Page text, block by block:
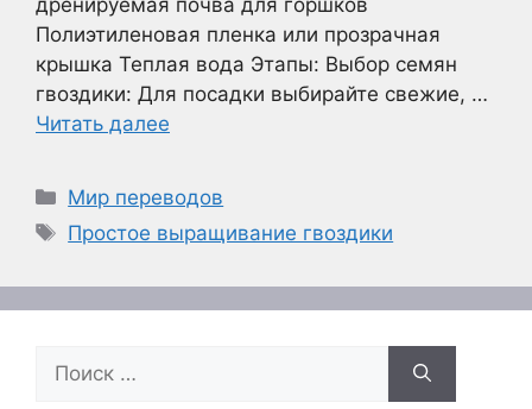
дренируемая почва для горшков
Полиэтиленовая пленка или прозрачная
крышка Теплая вода Этапы: Выбор семян
гвоздики: Для посадки выбирайте свежие, …
Читать далее
Рубрики
Мир переводов
Метки
Простое выращивание гвоздики
Поиск: